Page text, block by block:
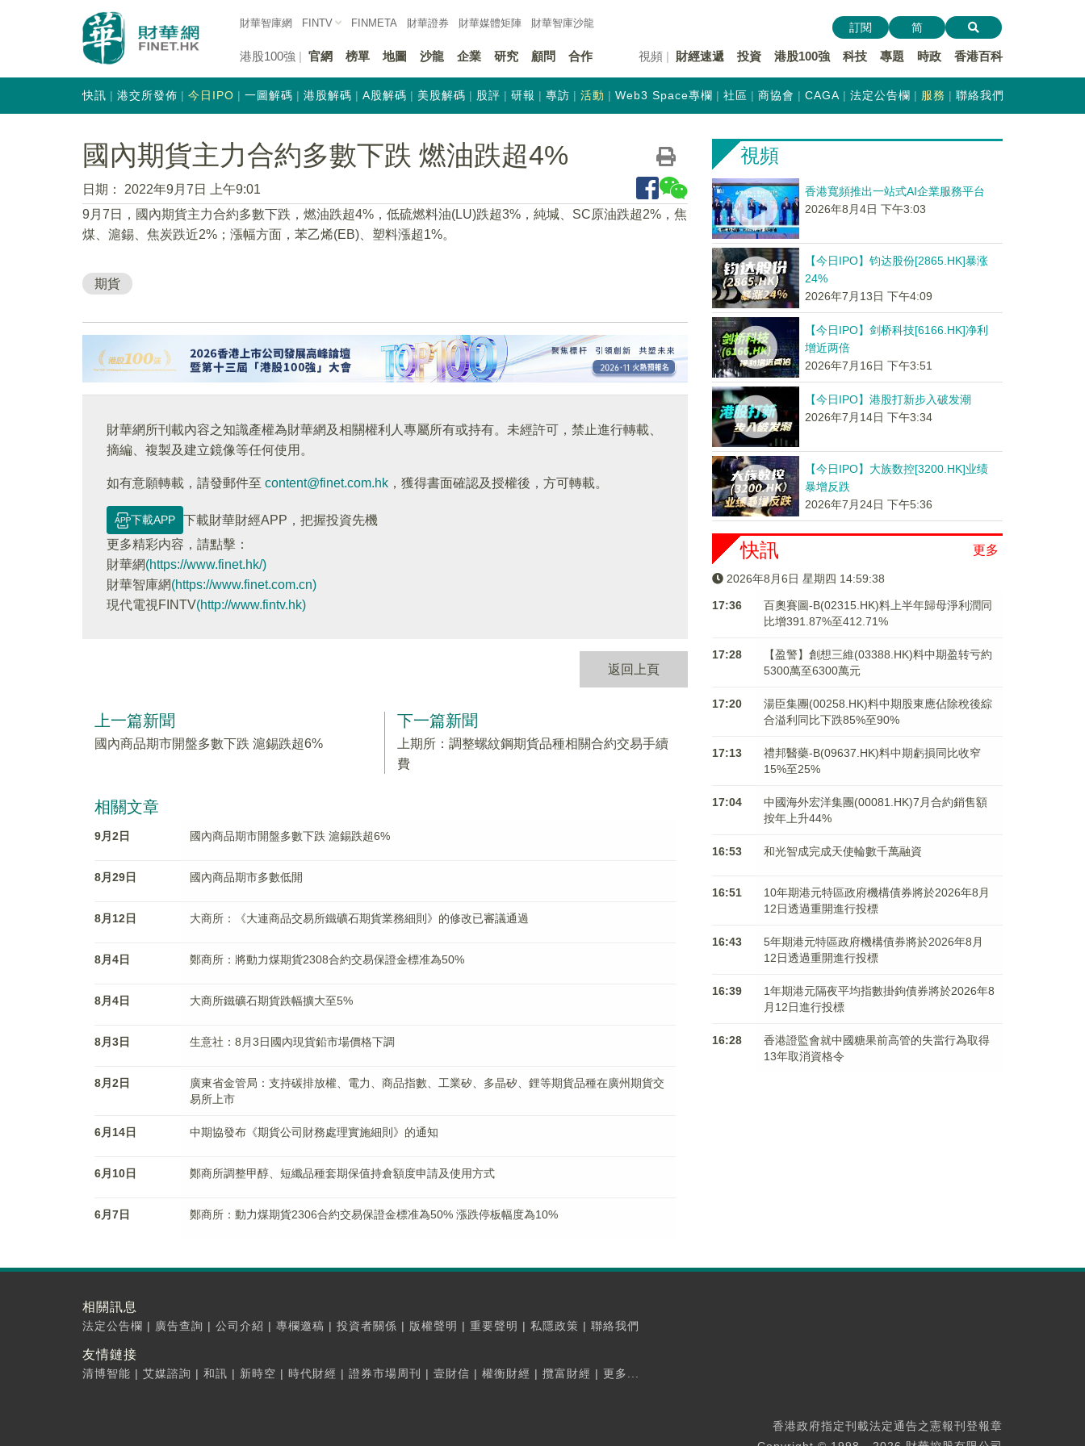
財華智庫網 FINTV FINMETA 財華證券 財華媒體矩陣 財華智庫沙龍
港股100強 官網 榜單 地圖 沙龍 企業 研究 顧問 合作 視頻 財經速遞 投資 港股100強 科技 專題 時政 香港百科
訂閱 简
快訊 港交所發佈 今日IPO 一圖解碼 港股解碼 A股解碼 美股解碼 股評 研報 專訪 活動 Web3 Space專欄 社區 商協會 CAGA 法定公告欄 服務 聯絡我們
國內期貨主力合約多數下跌 燃油跌超4%
日期：
2022年9月7日 上午9:01
9月7日，國內期貨主力合約多數下跌，燃油跌超4%，低硫燃料油(LU)跌超3%，純堿、SC原油跌超2%，焦
煤、滬錫、焦炭跌近2%；漲幅方面，苯乙烯(EB)、塑料漲超1%。
期貨
財華網所刊載內容之知識產權為財華網及相關權利人專屬所有或持有。未經許可，禁止進行轉載、
摘編、複製及建立鏡像等任何使用。
如有意願轉載，請發郵件至 content@finet.com.hk ，獲得書面確認及授權後，方可轉載。
下載APP
下載財華財經APP，把握投資先機
更多精彩内容，請點擊：
財華網(https://www.finet.hk/)
財華智庫網(https://www.finet.com.cn)
現代電視FINTV(http://www.fintv.hk)
返回上頁
上一篇新聞
國內商品期市開盤多數下跌 滬錫跌超6%
下一篇新聞
上期所：調整螺紋鋼期貨品種相關合約交易手續
費
相關文章
9月2日 國內商品期市開盤多數下跌 滬錫跌超6%
8月29日 國內商品期市多數低開
8月12日 大商所：《大連商品交易所鐵礦石期貨業務細則》的修改已審議通過
8月4日 鄭商所：將動力煤期貨2308合約交易保證金標准為50%
8月4日 大商所鐵礦石期貨跌幅擴大至5%
8月3日 生意社：8月3日國內現貨鉛市場價格下調
8月2日
廣東省金管局：支持碳排放權、電力、商品指數、工業矽、多晶矽、鋰等期貨品種在廣州期貨交
易所上市
6月14日 中期協發布《期貨公司財務處理實施細則》的通知
6月10日 鄭商所調整甲醇、短纖品種套期保值持倉額度申請及使用方式
6月7日 鄭商所：動力煤期貨2306合約交易保證金標准為50% 漲跌停板幅度為10%
視頻
香港寬頻推出一站式AI企業服務平台
2026年8月4日 下午3:03
【今日IPO】钧达股份[2865.HK]暴涨
24%
2026年7月13日 下午4:09
【今日IPO】剑桥科技[6166.HK]净利
增近两倍
2026年7月16日 下午3:51
【今日IPO】港股打新步入破发潮
2026年7月14日 下午3:34
【今日IPO】大族数控[3200.HK]业绩
暴增反跌
2026年7月24日 下午5:36
更多
快訊
2026年8月6日 星期四 14:59:38
17:36
百奧賽圖-B(02315.HK)料上半年歸母淨利潤同
比增391.87%至412.71%
17:28
【盈警】創想三維(03388.HK)料中期盈转亏約
5300萬至6300萬元
17:20
湯臣集團(00258.HK)料中期股東應佔除稅後綜
合溢利同比下跌85%至90%
17:13
禮邦醫藥-B(09637.HK)料中期虧損同比收窄
15%至25%
17:04
中國海外宏洋集團(00081.HK)7月合約銷售額
按年上升44%
16:53 和光智成完成天使輪數千萬融資
16:51
10年期港元特區政府機構債券將於2026年8月
12日透過重開進行投標
16:43
5年期港元特區政府機構債券將於2026年8月
12日透過重開進行投標
16:39
1年期港元隔夜平均指數掛鉤債券將於2026年8
月12日進行投標
16:28
香港證監會就中國糖果前高管的失當行為取得
13年取消資格令
相關訊息
法定公告欄 | 廣告查詢 | 公司介紹 | 專欄邀稿 | 投資者關係 | 版權聲明 | 重要聲明 | 私隱政策 | 聯絡我們
友情鏈接
清博智能 | 艾媒諮詢 | 和訊 | 新時空 | 時代財經 | 證券市場周刊 | 壹財信 | 權衡財經 | 攬富財經 | 更多...
香港政府指定刊載法定通告之憲報刊登報章